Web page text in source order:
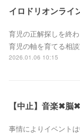
イロドリオンライ
育児の正解探しを終
育児の軸を育てる相
2026.01.06 10:15
【中止】音楽✖︎脳
事情によりイベント